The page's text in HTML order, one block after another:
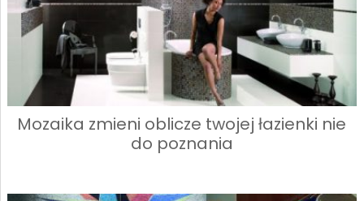
Mozaika zmieni oblicze twojej łazienki nie
do poznania